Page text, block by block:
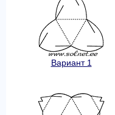
Вариант 1